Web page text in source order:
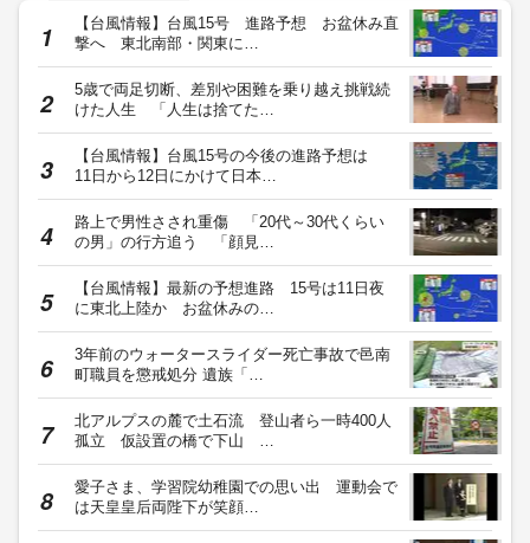
【台風情報】台風15号 進路予想 お盆休み直
撃へ 東北南部・関東に…
5歳で両足切断、差別や困難を乗り越え挑戦続
けた人生 「人生は捨てた…
【台風情報】台風15号の今後の進路予想は
11日から12日にかけて日本…
路上で男性さされ重傷 「20代～30代くらい
の男」の行方追う 「顔見…
【台風情報】最新の予想進路 15号は11日夜
に東北上陸か お盆休みの…
3年前のウォータースライダー死亡事故で邑南
町職員を懲戒処分 遺族「…
北アルプスの麓で土石流 登山者ら一時400人
孤立 仮設置の橋で下山 …
愛子さま、学習院幼稚園での思い出 運動会で
は天皇皇后両陛下が笑顔…